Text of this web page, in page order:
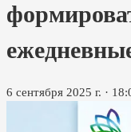
6 сентября 2025 г. ·